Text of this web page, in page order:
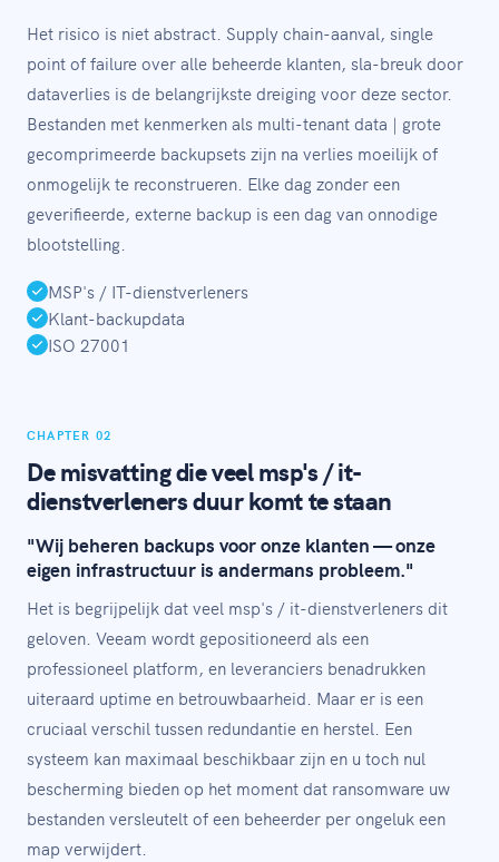
Het risico is niet abstract. Supply chain-aanval, single
point of failure over alle beheerde klanten, sla-breuk door
dataverlies is de belangrijkste dreiging voor deze sector.
Bestanden met kenmerken als multi-tenant data | grote
gecomprimeerde backupsets zijn na verlies moeilijk of
onmogelijk te reconstrueren. Elke dag zonder een
geverifieerde, externe backup is een dag van onnodige
blootstelling.
MSP's / IT-dienstverleners
Klant-backupdata
ISO 27001
CHAPTER 02
De misvatting die veel msp's / it-
dienstverleners duur komt te staan
"Wij beheren backups voor onze klanten — onze
eigen infrastructuur is andermans probleem."
Het is begrijpelijk dat veel msp's / it-dienstverleners dit
geloven. Veeam wordt gepositioneerd als een
professioneel platform, en leveranciers benadrukken
uiteraard uptime en betrouwbaarheid. Maar er is een
cruciaal verschil tussen redundantie en herstel. Een
systeem kan maximaal beschikbaar zijn en u toch nul
bescherming bieden op het moment dat ransomware uw
bestanden versleutelt of een beheerder per ongeluk een
map verwijdert.